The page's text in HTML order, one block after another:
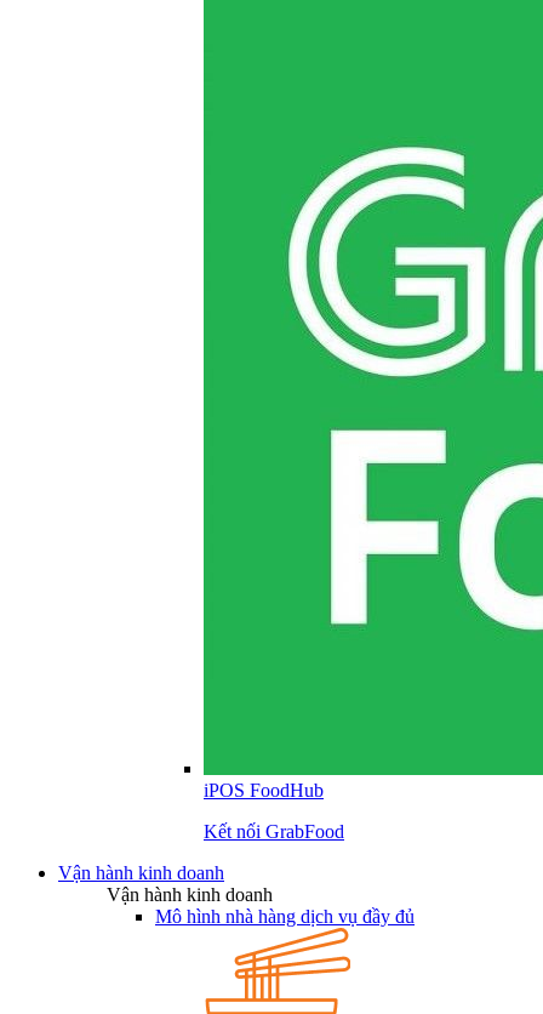
iPOS FoodHub
Kết nối GrabFood
Vận hành kinh doanh
Vận hành kinh doanh
Mô hình nhà hàng dịch vụ đầy đủ